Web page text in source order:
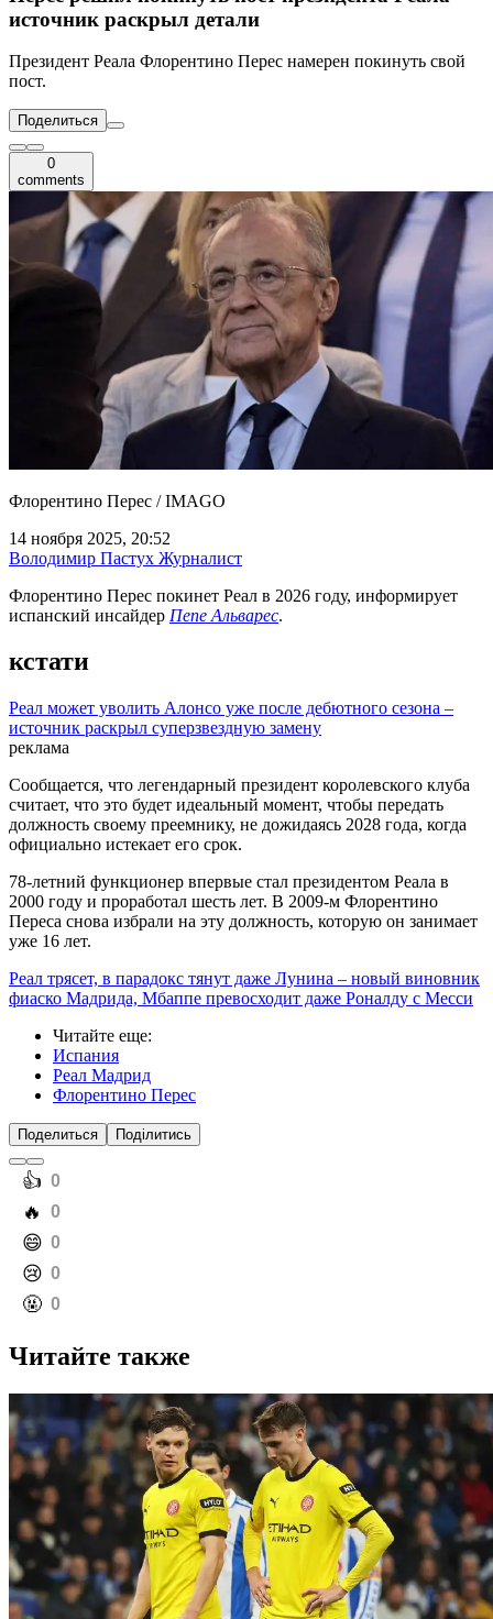
источник раскрыл детали
Президент Реала Флорентино Перес намерен покинуть свой
пост.
Поделиться
0
comments
Флорентино Перес / IMAGO
14 ноября 2025, 20:52
Володимир Пастух Журналист
Флорентино Перес покинет Реал в 2026 году, информирует
испанский инсайдер Пепе Альварес.
кстати
Реал может уволить Алонсо уже после дебютного сезона –
источник раскрыл суперзвездную замену
реклама
Сообщается, что легендарный президент королевского клуба
считает, что это будет идеальный момент, чтобы передать
должность своему преемнику, не дожидаясь 2028 года, когда
официально истекает его срок.
78-летний функционер впервые стал президентом Реала в
2000 году и проработал шесть лет. В 2009-м Флорентино
Переса снова избрали на эту должность, которую он занимает
уже 16 лет.
Реал трясет, в парадокс тянут даже Лунина – новый виновник
фиаско Мадрида, Мбаппе превосходит даже Роналду с Месси
Читайте еще:
Испания
Реал Мадрид
Флорентино Перес
Поделиться Поділитись
️👍 0
️🔥 0
️😄 0
️😢 0
️🤬 0
Читайте также